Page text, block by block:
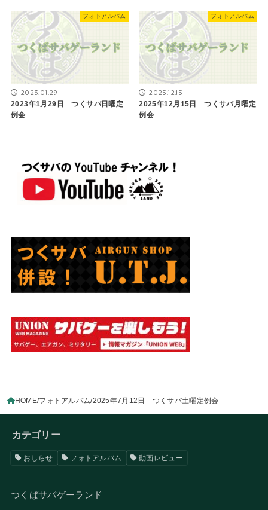
フォトアルバム
2023.01.29
2023年1月29日 つくサバ日曜定
例会
フォトアルバム
2025.12.15
2025年12月15日 つくサバ月曜定
例会
HOME フォトアルバム 2025年7月12日 つくサバ土曜定例会
カテゴリー
おしらせ フォトアルバム 動画レビュー
つくばサバゲーランド